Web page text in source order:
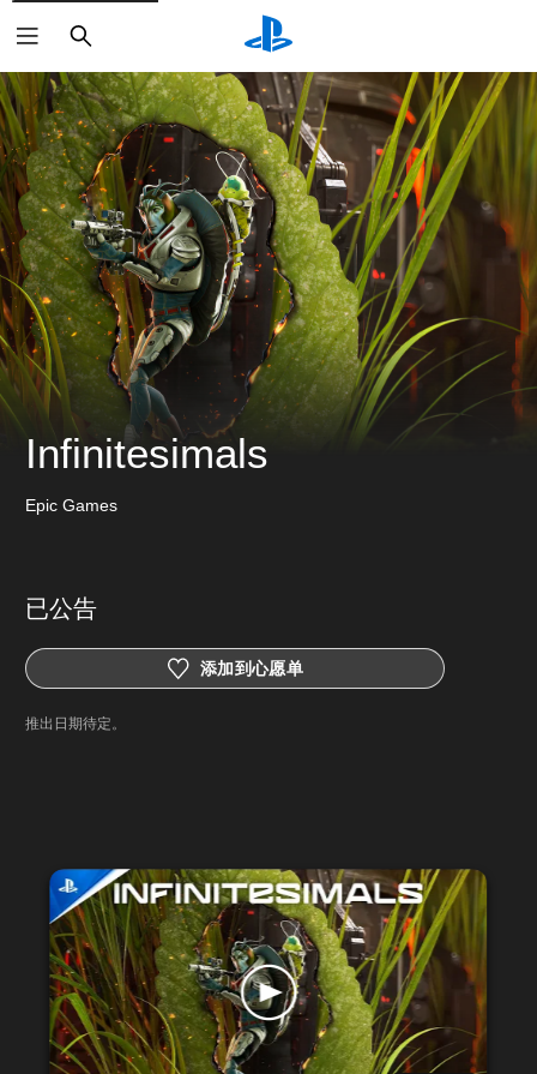
搜
索
Infinitesimals
Epic Games
已公告
添加到心愿单
推出日期待定。